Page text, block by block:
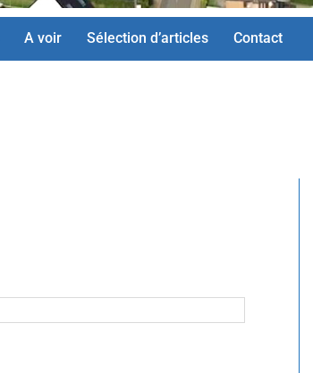
A voir Sélection d’articles Contact